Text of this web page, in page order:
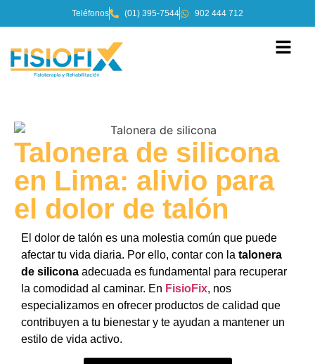
Teléfonos (01) 395-7544 902 444 712
Talonera de silicona
en Lima: alivio para
el dolor de talón
El dolor de talón es una molestia común que puede
afectar tu vida diaria. Por ello, contar con la talonera
de silicona adecuada es fundamental para recuperar
la comodidad al caminar. En FisioFix, nos
especializamos en ofrecer productos de calidad que
contribuyen a tu bienestar y te ayudan a mantener un
estilo de vida activo.